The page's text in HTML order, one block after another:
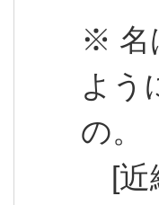
※ 名
よう
の。
[近